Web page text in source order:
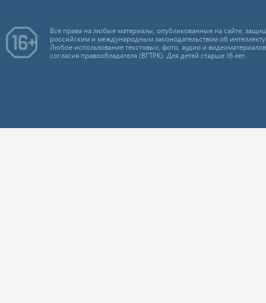
Все права на любые материалы, опубликованные на сайте,
российским и международным законодательством об
Любое использование текстовых, фото, аудио и
согласия правообладателя (ВГТРК). Для детей старше 16 лет.